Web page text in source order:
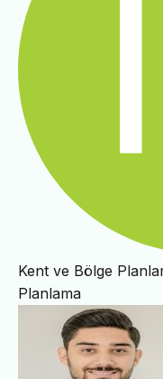
Kent ve Bölge
Planlama